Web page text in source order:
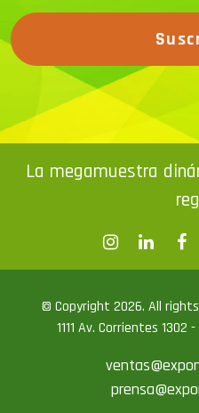
La megamuestra
© Copyright 2026. All
1111 Av. Corrientes 1302